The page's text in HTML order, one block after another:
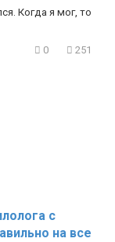
Когда я мог, то
0 251
с
на все